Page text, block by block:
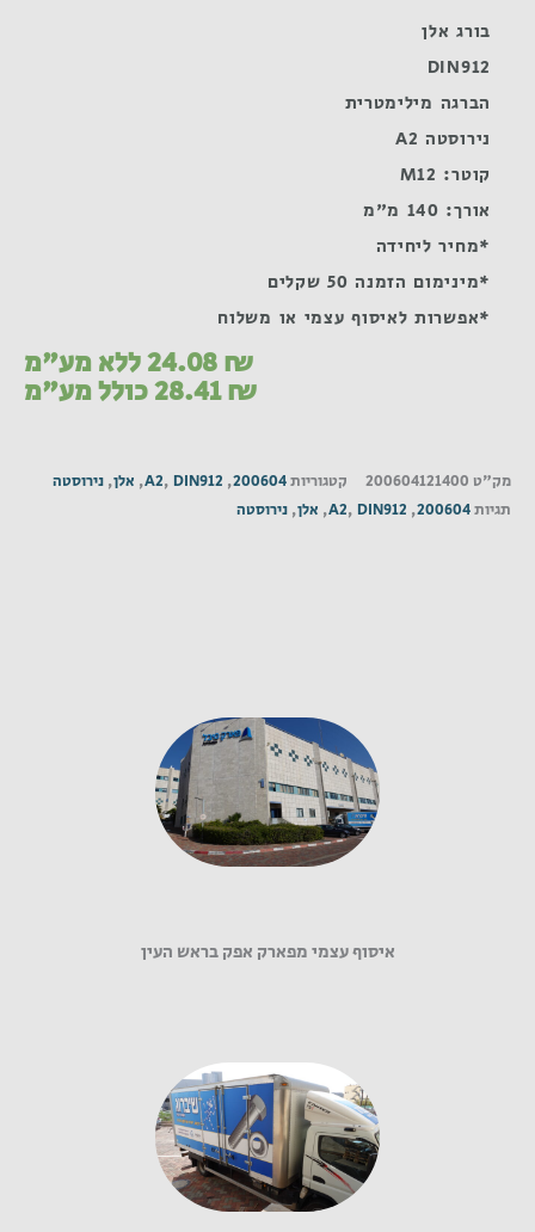
בורג אלן
DIN912
הברגה מילימטרית
נירוסטה A2
קוטר: M12
אורך: 140 מ"מ
*מחיר ליחידה
*מינימום הזמנה 50 שקלים
*אפשרות לאיסוף עצמי או משלוח
24.08₪ ללא מע"מ
28.41₪ כולל מע"מ
מק"ט 200604121400 קטגוריות200604
,
A2, DIN912
, אלן, נירוסטה
תגיות200604
,
A2, DIN912
, אלן, נירוסטה
איסוף עצמי מפארק אפק בראש העין